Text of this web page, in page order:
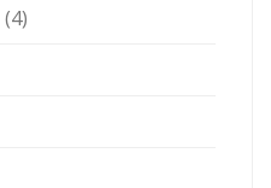
(4)